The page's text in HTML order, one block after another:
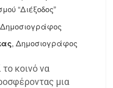
“Διέξοδος”
, Δημοσιογράφος
κοινό να
μια